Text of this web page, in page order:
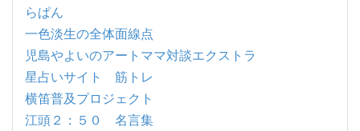
らぱん
一色淡生の全体面線点
児島やよいのアートママ対談エクストラ
星占いサイト 筋トレ
横笛普及プロジェクト
江頭２：５０ 名言集